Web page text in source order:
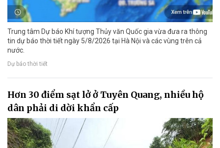
Trung tâm Dự báo Khí tượng Thủy văn Quốc gia vừa đưa ra thông
tin dự báo thời tiết ngày 5/8/2026 tại Hà Nội và các vùng trên cả
nước.
Dự báo thời tiết
Hơn 30 điểm sạt lở ở Tuyên Quang, nhiều hộ
dân phải di dời khẩn cấp